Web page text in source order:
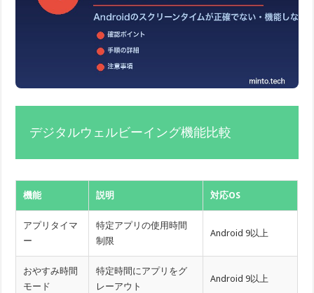
デジタルウェルビーイング機能比較
機能 説明 対応OS
アプリタイマ
ー
特定アプリの使用時間
制限
Android 9以上
おやすみ時間
モード
特定時間にアプリをグ
レーアウト
Android 9以上